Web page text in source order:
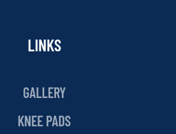
LINKS
GALLERY
KNEE PADS